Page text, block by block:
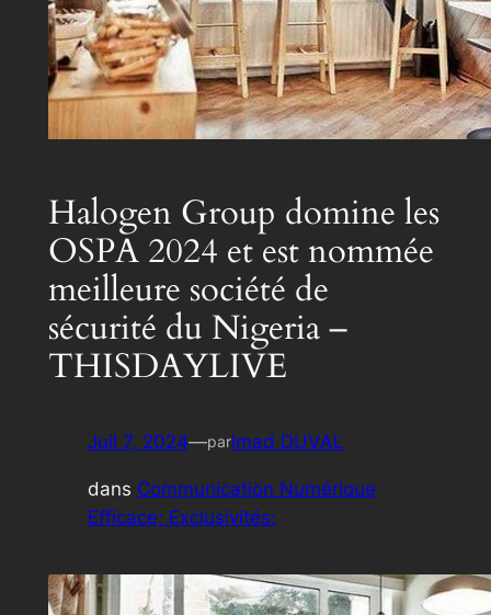
Halogen Group domine les
OSPA 2024 et est nommée
meilleure société de
sécurité du Nigeria –
THISDAYLIVE
Juil 7, 2024—parImad DUVAL
dans Communication Numérique
Efficace; Exclusivités: